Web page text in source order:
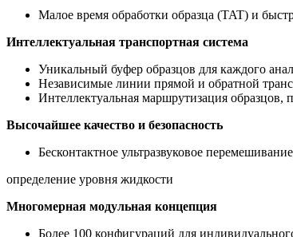
Малое время обработки образца (TAT) и
Интеллектуальная транспортная система
Уникальный буфер образцов для каждого
Независимые линии прямой и обратной
Интеллектуальная маршрутизация образцов,
Высочайшее качество и безопасность
Бесконтактное ультразвуковое
определение уровня жидкости
Многомерная модульная концепция
Более 100 конфигураций для